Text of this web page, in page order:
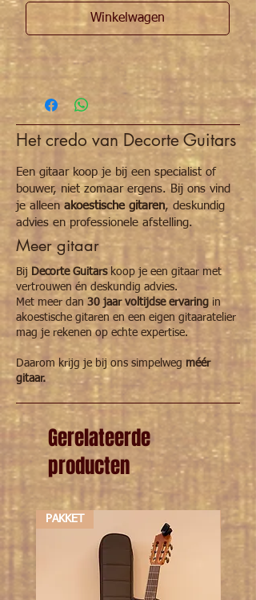
Winkelwagen
Het credo van Decorte Guitars
Een gitaar koop je bij een specialist of
bouwer, niet zomaar ergens. Bij ons vind
je alleen akoestische gitaren, deskundig
advies en professionele afstelling.
Meer gitaar
Bij Decorte Guitarskoop je een gitaar met
vertrouwen én deskundig advies.
Met meer dan 30 jaar voltijdse ervaring in
akoestische gitaren en een eigen gitaaratelier
mag je rekenen op echte expertise.
Daarom krijg je bij ons simpelweg méér
gitaar.
Gerelateerde
producten
PAKKET